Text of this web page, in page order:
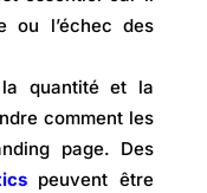
ou l’échec des
quantité et la
comment les
page. Des
peuvent être